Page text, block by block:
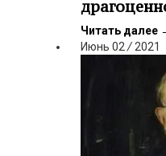
Читать далее
Июнь 02/2021